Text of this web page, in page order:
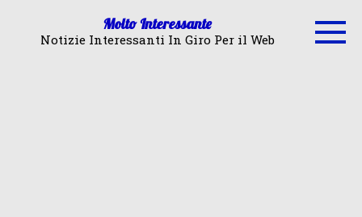
Molto Interessante
Notizie Interessanti In Giro Per il Web